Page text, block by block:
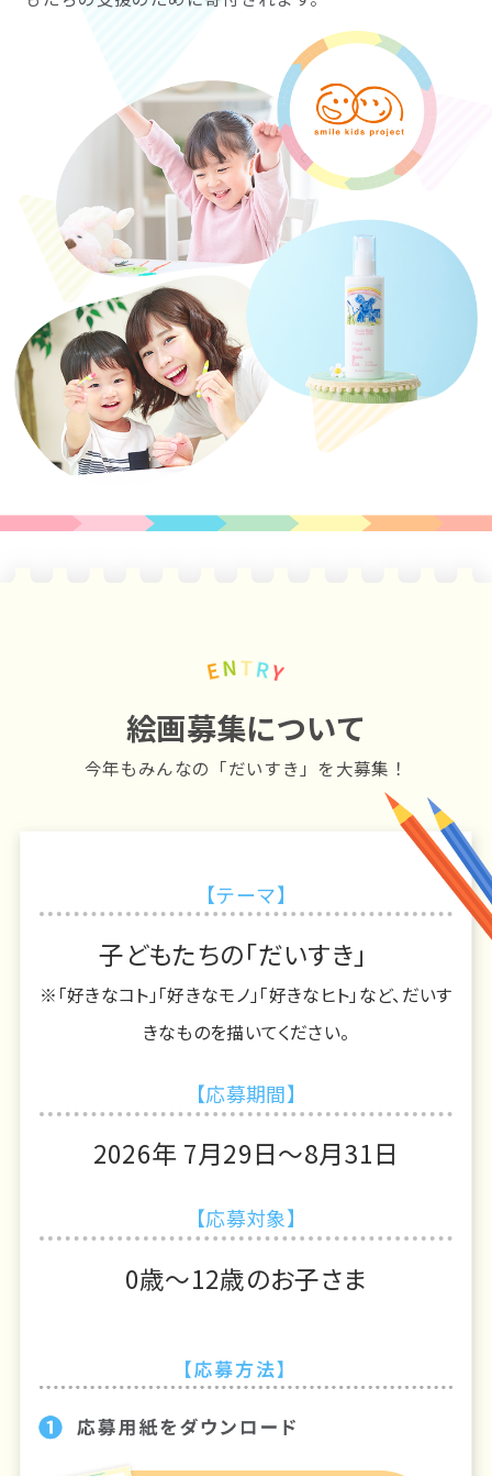
絵画募集について
今年もみんなの「だいすき」を大募集！
【テーマ】
子どもたちの「だいすき」
※「好きなコト」「好きなモノ」「好きなヒト」など、だいす
きなものを描いてください。
【応募期間】
2026年 7月29日〜8月31日
【応募対象】
0歳〜12歳のお子さま